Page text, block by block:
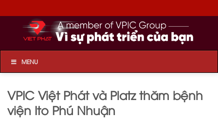
to
content
MENU
VPIC Việt Phát và Platz thăm bệnh
viện Ito Phú Nhuận